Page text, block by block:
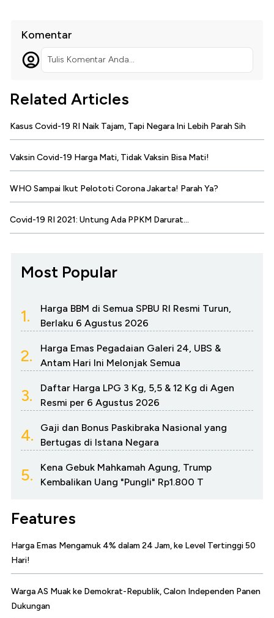
Komentar
Tulis Komentar Anda...
Related Articles
Kasus Covid-19 RI Naik Tajam, Tapi Negara Ini Lebih Parah Sih
Vaksin Covid-19 Harga Mati, Tidak Vaksin Bisa Mati!
WHO Sampai Ikut Pelototi Corona Jakarta! Parah Ya?
Covid-19 RI 2021: Untung Ada PPKM Darurat...
Most Popular
1.
Harga BBM di Semua SPBU RI Resmi Turun,
Berlaku 6 Agustus 2026
2.
Harga Emas Pegadaian Galeri 24, UBS &
Antam Hari Ini Melonjak Semua
3.
Daftar Harga LPG 3 Kg, 5,5 & 12 Kg di Agen
Resmi per 6 Agustus 2026
4.
Gaji dan Bonus Paskibraka Nasional yang
Bertugas di Istana Negara
5.
Kena Gebuk Mahkamah Agung, Trump
Kembalikan Uang "Pungli" Rp1.800 T
Features
Harga Emas Mengamuk 4% dalam 24 Jam, ke Level Tertinggi 50
Hari!
Warga AS Muak ke Demokrat-Republik, Calon Independen Panen
Dukungan